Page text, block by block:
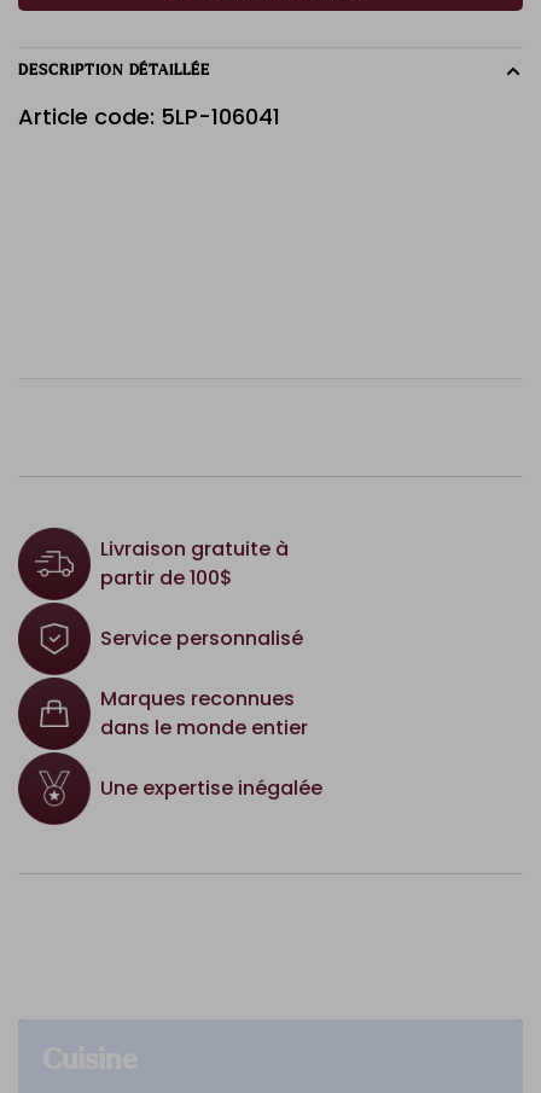
DESCRIPTION DÉTAILLÉE
Article code: 5LP-106041
Livraison gratuite à
partir de 100$
Service personnalisé
Marques reconnues
dans le monde entier
Une expertise inégalée